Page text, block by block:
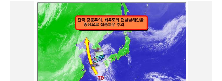
적으로 수행하는 한국 위성이다. 문의 국가기상위성센터
심재면 043-171-0232기상청 이(가) 창작한 천리안위
성 기상자료 활용기술, 아·태지역에 전파 저작물은 "공공
누리" 출처표시-상업적이용금지 조건에 따라 이용 할 수
있습니다.
오전까지 비가 온 후 오후에 점차 개겠으나 대기불안정으
로 인해 소나기가 내리는 곳이 있겠으며, 남부지방은 대기
불안정으로 낮에 소나기가 내리는 곳이 있을 것으로 예상
된다. 27일 17시부터 29일 24시까지의 예상강수량은
남해안, 전라남북도서해안,제주도, 서해5도, 북한: 50~1
00mm(남해안, 지리산부근, 제주도, 북한 많은 곳 150m